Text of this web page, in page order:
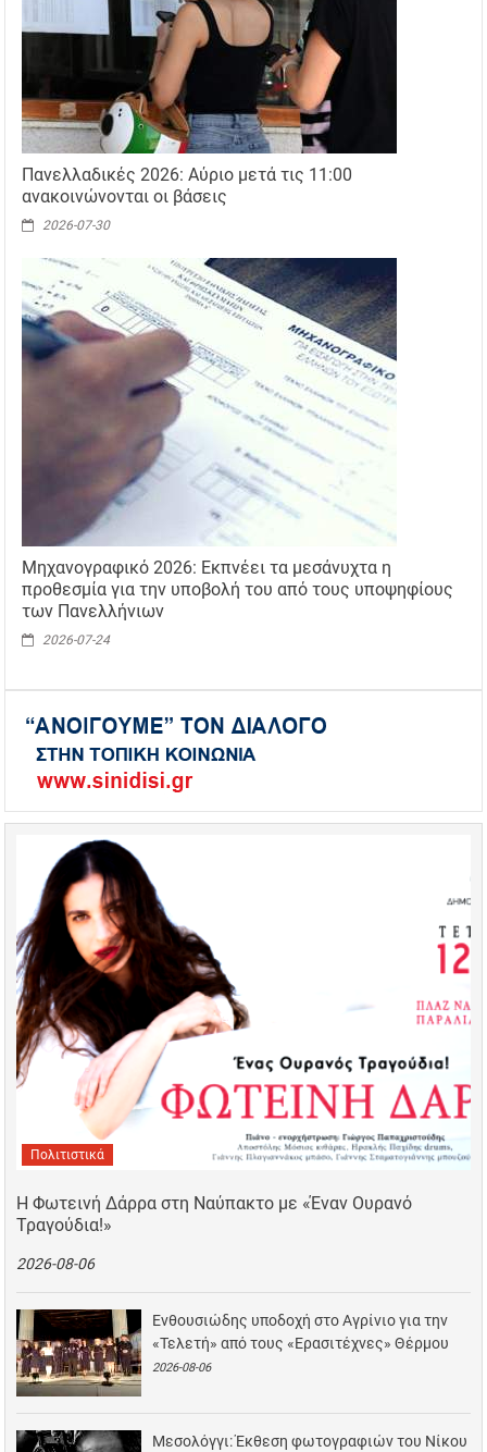
Πανελλαδικές 2026: Αύριο μετά τις 11:00
ανακοινώνονται οι βάσεις
2026-07-30
Μηχανογραφικό 2026: Εκπνέει τα μεσάνυχτα η
προθεσμία για την υποβολή του από τους υποψηφίους
των Πανελλήνιων
2026-07-24
Πολιτιστικά
Η Φωτεινή Δάρρα στη Ναύπακτο με «Έναν Ουρανό
Τραγούδια!»
2026-08-06
Ενθουσιώδης υποδοχή στο Αγρίνιο για την
«Τελετή» από τους «Ερασιτέχνες» Θέρμου
2026-08-06
Μεσολόγγι: Έκθεση φωτογραφιών του Νίκου